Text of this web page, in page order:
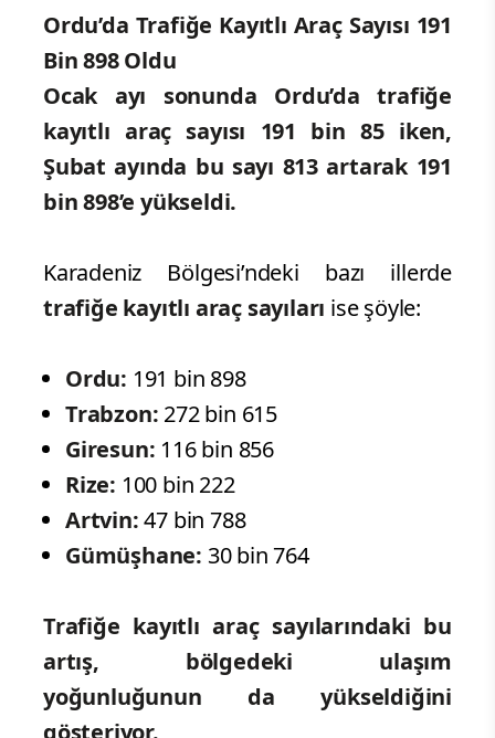
Ordu’da Trafiğe Kayıtlı Araç Sayısı 191
Bin 898 Oldu
Ocak ayı sonunda Ordu’da trafiğe
kayıtlı araç sayısı 191 bin 85 iken,
Şubat ayında bu sayı 813 artarak 191
bin 898’e yükseldi.
Karadeniz Bölgesi’ndeki bazı illerde
trafiğe kayıtlı araç sayıları ise şöyle:
Ordu: 191 bin 898
Trabzon: 272 bin 615
Giresun: 116 bin 856
Rize: 100 bin 222
Artvin:47 bin 788
Gümüşhane: 30 bin 764
Trafiğe kayıtlı araç sayılarındaki bu
artış, bölgedeki ulaşım
yoğunluğunun da yükseldiğini